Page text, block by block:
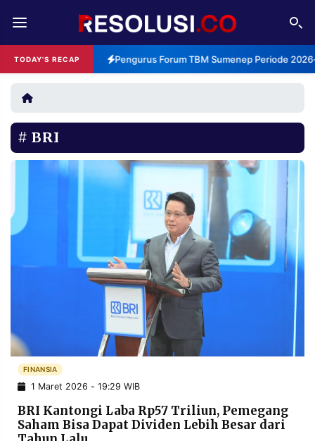
TODAY'S RECAP Pengurus Forum TBM Sumenep Periode
REDAKSI TENTANG
RESOLUSI IKLAN
RUBRIKASI
EDITORIAL AKSARA
PERSONA
BERITA
INFORMASI
IKLAN
KIRIM
PENGADUAN TERM
SERVICE
BRI
FINANSIA
1 Maret 2026 - 19:29 WIB
BRI Kantongi Laba Rp57 Triliun, Pemegang
Saham Bisa Dapat Dividen Lebih Besar dari